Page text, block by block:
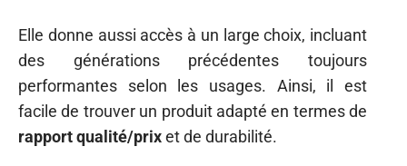
Elle donne aussi accès à un large choix, incluant
des générations précédentes toujours
performantes selon les usages. Ainsi, il est
facile de trouver un produit adapté en termes de
rapport qualité/prixet de durabilité.